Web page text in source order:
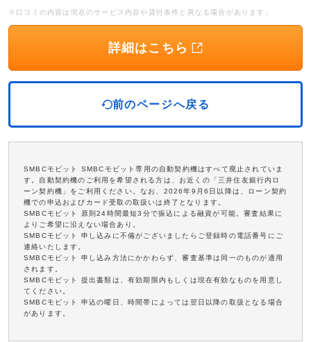
※口コミの内容は現在のサービス内容や貸付条件と異なる場合があります。
詳細はこちら
前のページへ戻る
SMBCモビット SMBCモビット専用の自動契約機はすべて廃止されていま
す。自動契約機のご利用を希望される方は、お近くの「三井住友銀行内ロ
ーン契約機」をご利用ください。なお、2026年9月6日以降は、ローン契約
機での申込およびカード受取の取扱いは終了となります。
SMBCモビット 原則24時間最短3分で振込による融資が可能。審査結果に
よりご希望に沿えない場合あり。
SMBCモビット 申し込みに不備がございましたらご登録時の電話番号にご
連絡いたします。
SMBCモビット 申し込み方法にかかわらず、審査基準は同一のものが適用
されます。
SMBCモビット 提出書類は、有効期限内もしくは現在有効なものを用意し
てください。
SMBCモビット 申込の曜日、時間帯によっては翌日以降の取扱となる場合
があります。